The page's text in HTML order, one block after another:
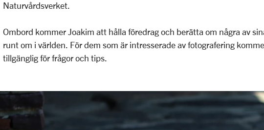
Naturvårdsverket.
Ombord kommer Joakim att hålla föredrag och berätta om några av
runt om i världen. För dem som är intresserade av fotografering
tillgänglig för frågor och tips.